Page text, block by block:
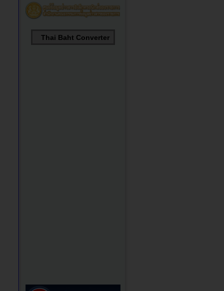
Thai Baht Converter